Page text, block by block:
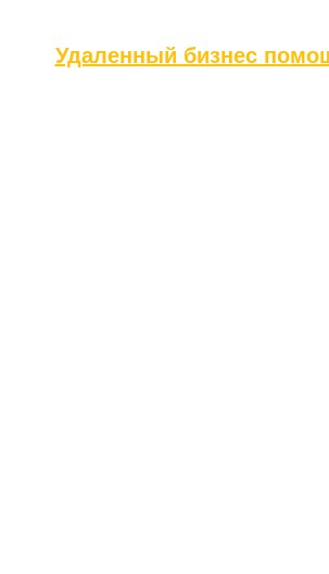
Удаленный бизнес